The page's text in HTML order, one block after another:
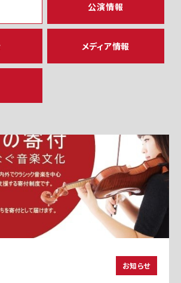
公演情報
メディア情報
お知らせ